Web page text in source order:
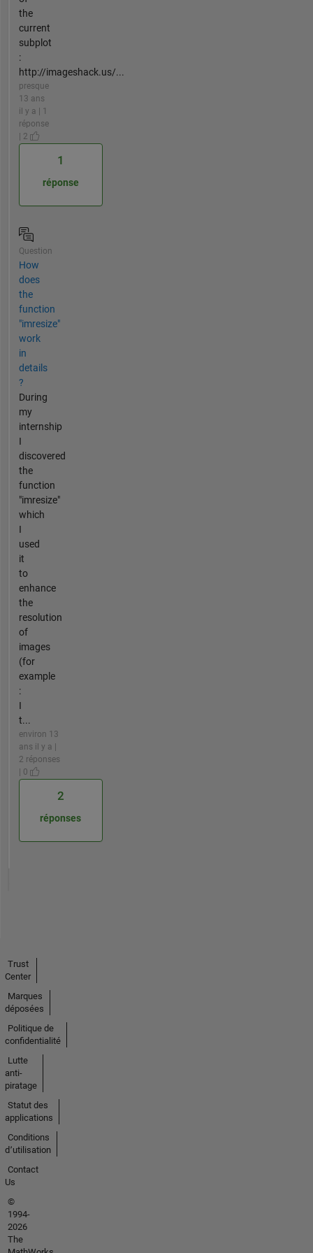
the
current
subplot
:
http://imageshack.us/...
presque
13 ans
il y a | 1
réponse
| 2
1
réponse
Question
How
does
the
function
"imresize"
work
in
details
?
During
my
internship
I
discovered
the
function
"imresize"
which
I
used
it
to
enhance
the
resolution
of
images
(for
example
:
I
t...
environ 13
ans il y a |
2 réponses
| 0
2
réponses
Trust
Center
Marques
déposées
Politique de
confidentialité
Lutte
anti-
piratage
Statut des
applications
Conditions
d՚utilisation
Contact
Us
©
1994-
2026
The